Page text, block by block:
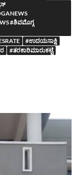
#ಶಿವಮೊಗ್ಗ
#ಉದಯಸಾಕ್ಷಿ
#ತರಕಾರಿಮಾರುಕಟ್ಟೆ